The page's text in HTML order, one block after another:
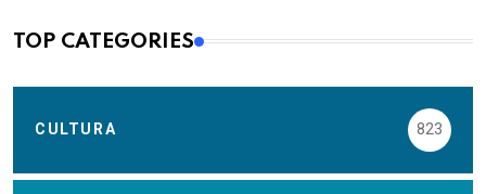
TOP CATEGORIES
CULTURA 823